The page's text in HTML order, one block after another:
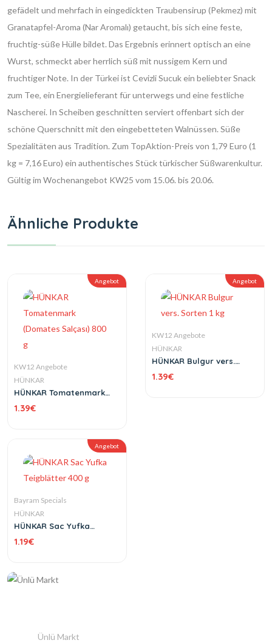
gefädelt und mehrfach in eingedickten Traubensirup (Pekmez) mit
Granatapfel-Aroma (Nar Aromalı) getaucht, bis sich eine feste,
fruchtig-süße Hülle bildet. Das Ergebnis erinnert optisch an eine
Wurst, schmeckt aber herrlich süß mit nussigem Kern und
fruchtiger Note. In der Türkei ist Cevizli Sucuk ein beliebter Snack
zum Tee, ein Energielieferant für unterwegs und eine festliche
Nascherei. In Scheiben geschnitten serviert offenbart sich der
schöne Querschnitt mit den eingebetteten Walnüssen. Süße
Spezialitäten aus Tradition. Zum TopAktion-Preis von 1,79 Euro (1
kg = 7,16 Euro) ein authentisches Stück türkischer Süßwarenkultur.
Gültig im Wochenangebot KW25 vom 15.06. bis 20.06.
Ähnliche Produkte
Angebot
KW12 Angebote
HÜNKAR
HÜNKAR Tomatenmark
1.39€
Angebot
KW12 Angebote
HÜNKAR
HÜNKAR Bulgur vers.
1.39€
Angebot
Bayram Specials
HÜNKAR
HÜNKAR Sac Yufka
1.19€
Ünlü Markt